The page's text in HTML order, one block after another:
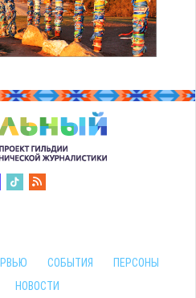
СОБЫТИЯ
ПЕРСОНЫ
НОВОСТИ